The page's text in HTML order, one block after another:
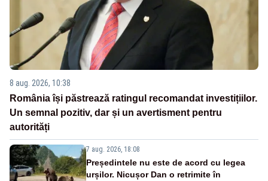
8 aug. 2026, 10:38
România își păstrează ratingul recomandat investițiilor.
Un semnal pozitiv, dar și un avertisment pentru
autorități
7 aug. 2026, 18:08
Președintele nu este de acord cu legea
urșilor. Nicușor Dan o retrimite în